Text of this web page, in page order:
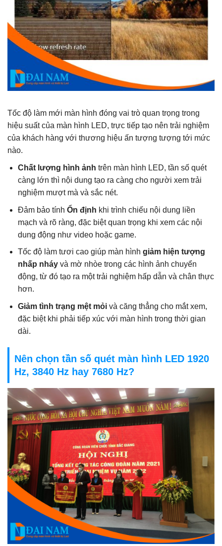
Tốc độ làm mới màn hình đóng vai trò quan trọng trong
hiệu suất của màn hình LED, trực tiếp tạo nên trải nghiệm
của khách hàng với thương hiệu ấn tượng tượng tới mức
nào.
Chất lượng hình ảnh trên màn hình LED, tần số quét
càng lớn thì nội dung tạo ra càng cho người xem trải
nghiệm mượt mà và sắc nét.
Đảm bảo tính Ổn định khi trình chiếu nội dung liền
mạch và rõ ràng, đặc biệt quan trọng khi xem các nội
dung động như video hoặc game.
Tốc độ làm tươi cao giúp màn hình giảm hiện tượng
nhấp nháyvà mờ nhòe trong các hình ảnh chuyển
động, từ đó tạo ra một trải nghiệm hấp dẫn và chân thực
hơn.
Giảm tình trạng mệt mỏivà căng thẳng cho mắt xem,
đặc biệt khi phải tiếp xúc với màn hình trong thời gian
dài.
Nên chọn tần số quét màn hình LED 1920
Hz, 3840 Hz hay 7680 Hz?